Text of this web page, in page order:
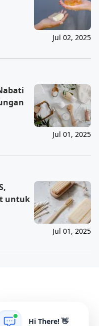
Jul 02, 2025
Jul 01, 2025
untuk
Jul 01, 2025
Hi There! 👋